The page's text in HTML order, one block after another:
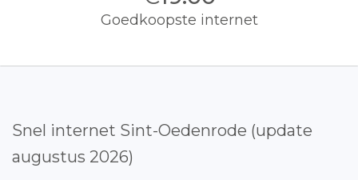
Goedkoopste internet
Snel internet Sint-Oedenrode (update
augustus 2026)